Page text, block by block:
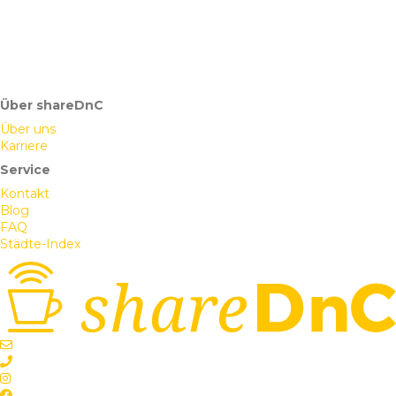
Über shareDnC
Über uns
Karriere
Service
Kontakt
Blog
FAQ
Städte-Index